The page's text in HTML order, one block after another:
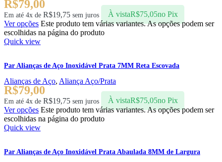
R$79,00
Em até 4x de R$19,75 sem juros À vistaR$75,05no Pix
Ver opções Este produto tem várias variantes. As opções podem ser
escolhidas na página do produto
Quick view
Par Alianças de Aço Inoxidável Prata 7MM Reta Escovada
Alianças de Aço, Aliança Aço/Prata
R$79,00
Em até 4x de R$19,75 sem juros À vistaR$75,05no Pix
Ver opções Este produto tem várias variantes. As opções podem ser
escolhidas na página do produto
Quick view
Par Alianças de Aço Inoxidável Prata Abaulada 8MM de Largura